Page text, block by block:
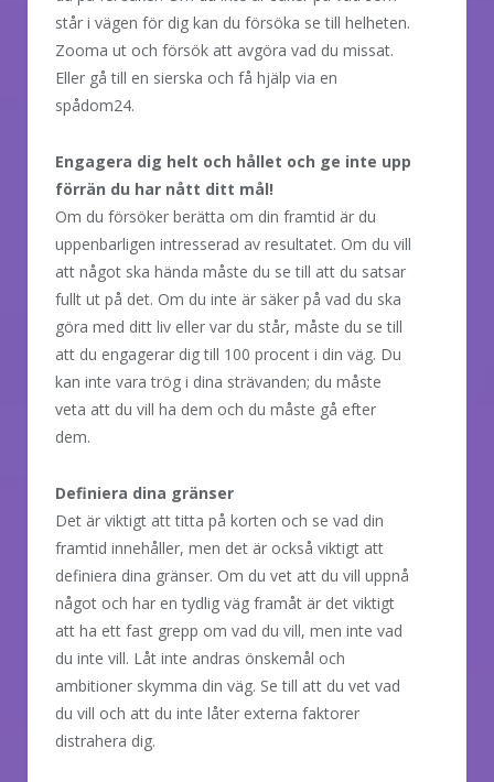
står i vägen för dig kan du försöka se till helheten.
Zooma ut och försök att avgöra vad du missat.
Eller gå till en sierska och få hjälp via en
spådom24.
Engagera dig helt och hållet och ge inte upp
förrän du har nått ditt mål!
Om du försöker berätta om din framtid är du
uppenbarligen intresserad av resultatet. Om du vill
att något ska hända måste du se till att du satsar
fullt ut på det. Om du inte är säker på vad du ska
göra med ditt liv eller var du står, måste du se till
att du engagerar dig till 100 procent i din väg. Du
kan inte vara trög i dina strävanden; du måste
veta att du vill ha dem och du måste gå efter
dem.
Definiera dina gränser
Det är viktigt att titta på korten och se vad din
framtid innehåller, men det är också viktigt att
definiera dina gränser. Om du vet att du vill uppnå
något och har en tydlig väg framåt är det viktigt
att ha ett fast grepp om vad du vill, men inte vad
du inte vill. Låt inte andras önskemål och
ambitioner skymma din väg. Se till att du vet vad
du vill och att du inte låter externa faktorer
distrahera dig.